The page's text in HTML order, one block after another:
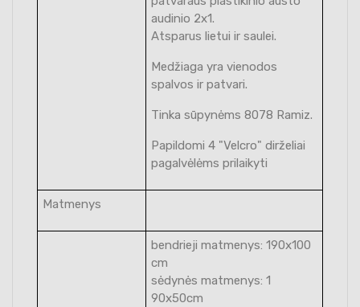
audinio 2x1.
Atsparus lietui ir saulei.
Medžiaga yra vienodos
spalvos ir patvari.
Tinka sūpynėms 8078 Ramiz.
Papildomi 4 "Velcro" dirželiai
pagalvėlėms prilaikyti
Matmenys
bendrieji matmenys: 190x100
cm
sėdynės matmenys: 1
90x50cm